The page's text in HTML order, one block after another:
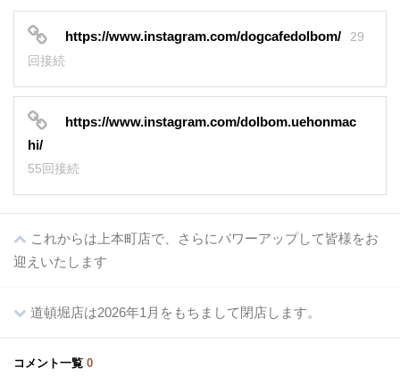
https://www.instagram.com/dogcafedolbom/
29
回接続
https://www.instagram.com/dolbom.uehonmac
hi/
55回接続
これからは上本町店で、さらにパワーアップして皆様をお
迎えいたします
道頓堀店は2026年1月をもちまして閉店します。
コメント一覧 0